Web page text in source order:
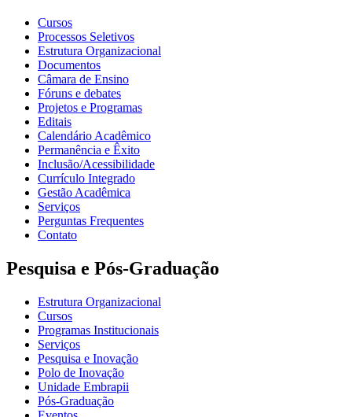
Cursos
Processos Seletivos
Estrutura Organizacional
Documentos
Câmara de Ensino
Fóruns e debates
Projetos e Programas
Editais
Calendário Acadêmico
Permanência e Êxito
Inclusão/Acessibilidade
Currículo Integrado
Gestão Acadêmica
Serviços
Perguntas Frequentes
Contato
Pesquisa e Pós-Graduação
Estrutura Organizacional
Cursos
Programas Institucionais
Serviços
Pesquisa e Inovação
Polo de Inovação
Unidade Embrapii
Pós-Graduação